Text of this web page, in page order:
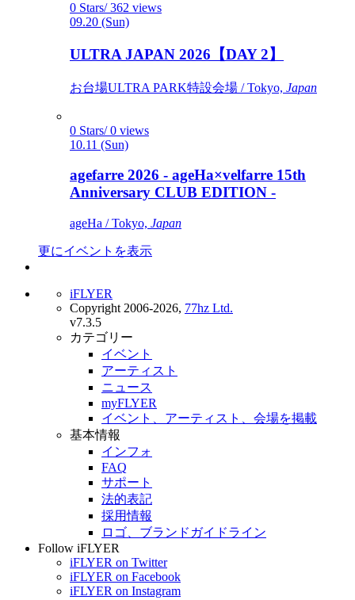
0 Stars/ 362 views
09.20 (Sun)
ULTRA JAPAN 2026【DAY 2】
お台場ULTRA PARK特設会場 / Tokyo, Japan
0 Stars/ 0 views
10.11 (Sun)
agefarre 2026 - ageHa×velfarre 15th
Anniversary CLUB EDITION -
ageHa / Tokyo, Japan
更にイベントを表示
iFLYER
Copyright 2006-2026, 77hz Ltd.
v7.3.5
カテゴリー
イベント
アーティスト
ニュース
myFLYER
イベント、アーティスト、会場を掲載
基本情報
インフォ
FAQ
サポート
法的表記
採用情報
ロゴ、ブランドガイドライン
Follow iFLYER
iFLYER on Twitter
iFLYER on Facebook
iFLYER on Instagram